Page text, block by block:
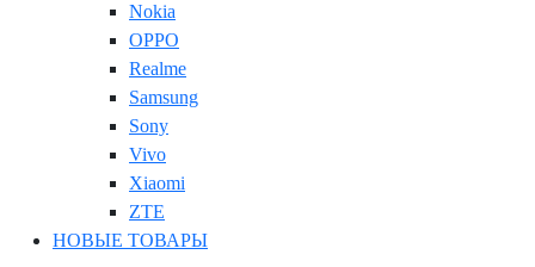
Nokia
OPPO
Realme
Samsung
Sony
Vivo
Xiaomi
ZTE
НОВЫЕ ТОВАРЫ